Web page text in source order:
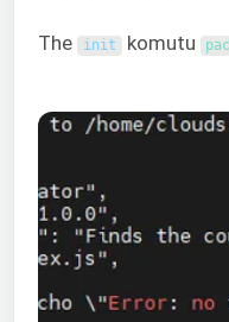
The init komutu